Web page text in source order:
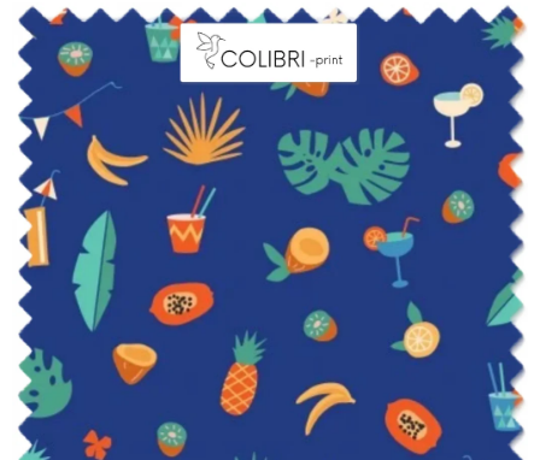
produktu
je
0,0
z
hvězdiček.